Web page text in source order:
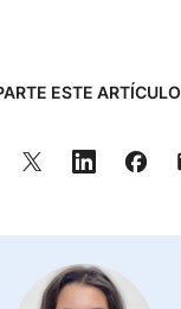
ESTE ARTÍCULO